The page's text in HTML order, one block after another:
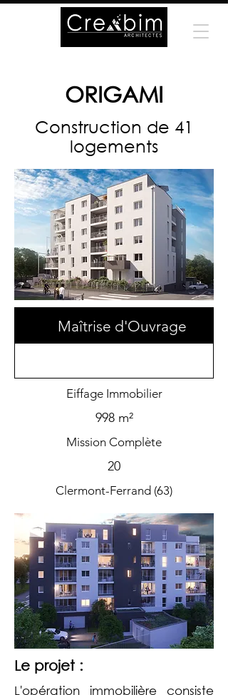
ORIGAMI
Construction de 41
logements
Maîtrise d'Ouvrage
Eiffage Immobilier
998 m²
Mission Complète
20
Clermont-Ferrand (63)
Le projet :
L'opération immobilière consiste